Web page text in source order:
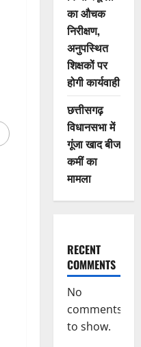
का औचक
निरीक्षण,
अनुपस्थित
शिक्षकों पर
होगी कार्यवाही
छत्तीसगढ़
विधानसभा में
गूंजा खाद बीज
कमीं का
मामला
RECENT
COMMENTS
No
comments
to show.